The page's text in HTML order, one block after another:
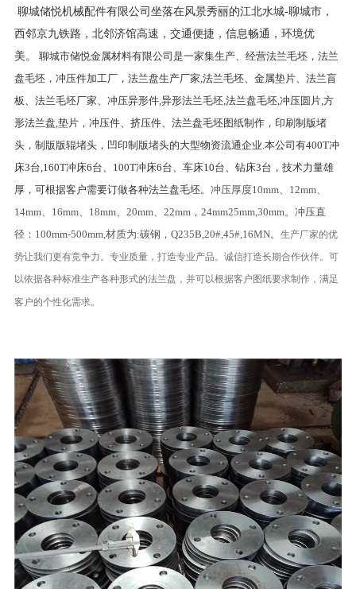
聊城储悦机械配件有限公司坐落在风景秀丽的江北水城-聊城市，
西邻京九铁路，北邻济馆高速，交通便捷，信息畅通，环境优
美。
聊城市储悦金属材料有限公司是一家集生产、经营法兰毛坯，法兰
盘毛坯，冲压件加工厂，法兰盘生产厂家,法兰毛坯、金属垫片、法兰盲
板、法兰毛坯厂家、冲压异形件,异形法兰毛坯,法兰盘毛坯,冲压圆片,方
形法兰盘,垫片，冲压件、挤压件、法兰盘毛坯图纸制作，印刷制版堵
头，制版版辊堵头，凹印制版堵头的大型物资流通企业.本公司有400T冲
床3台,160T冲床6台、100T冲床6台、车床10台、钻床3台，技术力量雄
厚，可根据客户需要订做各种法兰盘毛坯。 冲压厚度10mm、12mm、
14mm、16mm、18mm、20mm、22mm，24mm25mm,30mm。冲压直
径：100mm-500mm,材质为:碳钢，Q235B,20#,45#,16MN。 生产厂家的优
势让我们更有竞争力。专业质量，打造专业产品。诚信打造长期合作伙伴。可
以依据各种标准生产各种形式的法兰盘，并可以根据客户图纸要求制作，满足
客户的个性化需求。